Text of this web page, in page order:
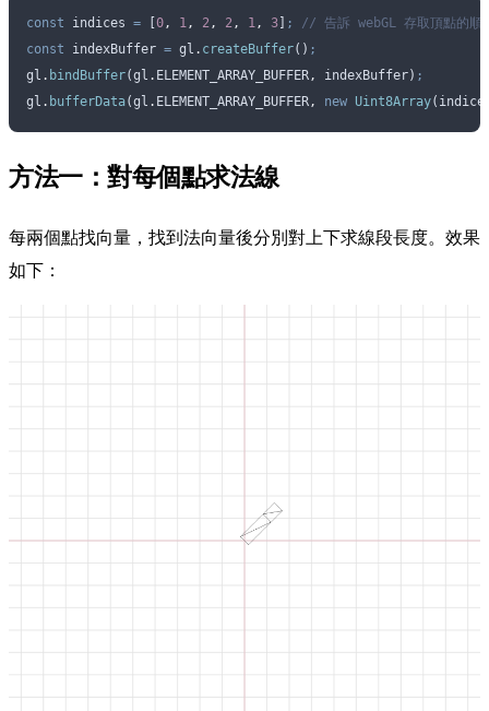
const indices = [0, 1, 2, 2, 1, 3 ;
// 告訴 webGL 存取頂點的順
const indexBuffer = gl . createBuffer() ;
gl . bindBuffer(gl . ELEMENT_ARRAY_BUFFER, indexBuffer) ;
gl . bufferData(gl . ELEMENT_ARRAY_BUFFER, new Uint8Array(
方法一：對每個點求法線
每兩個點找向量，找到法向量後分別對上下求線段長度。效果
如下：